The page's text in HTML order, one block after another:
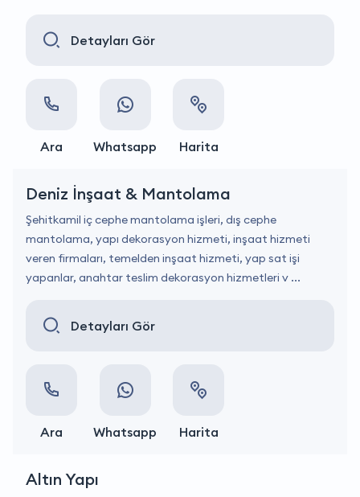
Detayları Gör
Ara Whatsapp Harita
Deniz İnşaat & Mantolama
Şehitkamil iç cephe mantolama işleri, dış cephe
mantolama, yapı dekorasyon hizmeti, inşaat hizmeti
veren firmaları, temelden inşaat hizmeti, yap sat işi
yapanlar, anahtar teslim dekorasyon hizmetleri v ...
Detayları Gör
Ara Whatsapp Harita
Altın Yapı